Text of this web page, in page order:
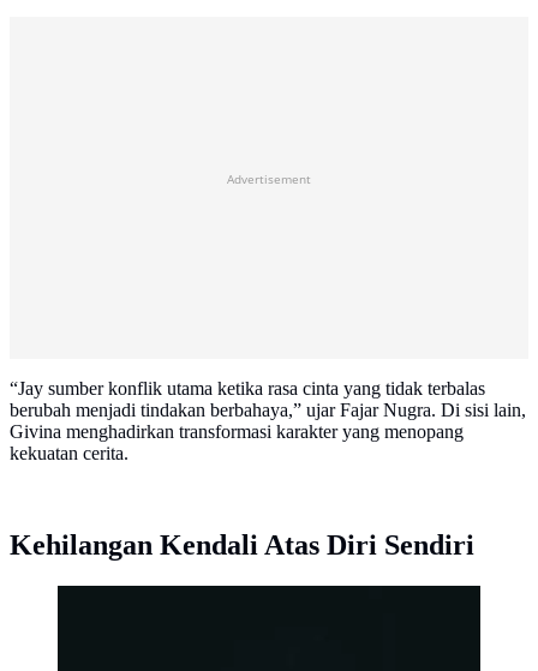
Advertisement
“Jay sumber konflik utama ketika rasa cinta yang tidak terbalas
berubah menjadi tindakan berbahaya,” ujar Fajar Nugra. Di sisi lain,
Givina menghadirkan transformasi karakter yang menopang
kekuatan cerita.
Kehilangan Kendali Atas Diri Sendiri